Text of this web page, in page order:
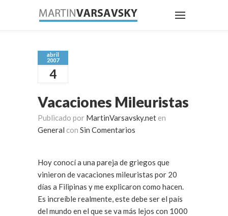
abril
2007
4
Vacaciones Mileuristas
Publicado por MartinVarsavsky.net en
General con Sin Comentarios
Hoy conocí a una pareja de griegos que
vinieron de vacaciones mileuristas por 20
días a Filipinas y me explicaron como hacen.
Es increíble realmente, este debe ser el país
del mundo en el que se va más lejos con 1000